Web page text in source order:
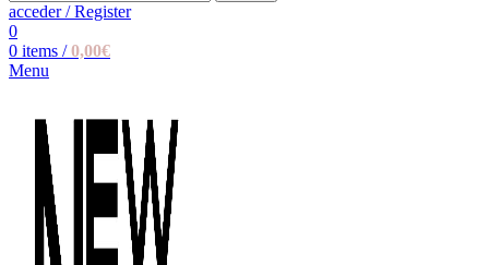
acceder / Register
0
0 items / 0,00€
Menu